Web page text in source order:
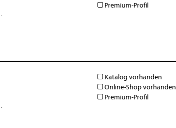
·
Premium-Profil
·
Katalog vorhanden
Online-Shop vorhanden
Premium-Profil